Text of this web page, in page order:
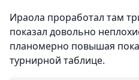
Ираола проработал там
показал довольно
планомерно повышая
турнирной таблице.